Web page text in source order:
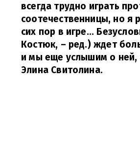
всегда трудно играть
соотечественницы, но я
сих пор в игре...
Костюк, – ред.) ждет
и мы еще услышим о ней,
Элина Свитолина.